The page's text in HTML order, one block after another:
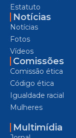
Estatuto
Notícias
Notícias
Fotos
Vídeos
Comissões
Comissão ética
Código ética
Igualdade racial
Mulheres
Multimídia